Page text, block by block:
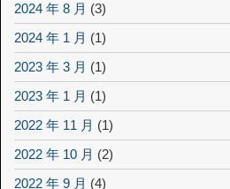
2024 年 8 月 (3)
2024 年 1 月 (1)
2023 年 3 月 (1)
2023 年 1 月 (1)
2022 年 11 月 (1)
2022 年 10 月 (2)
2022 年 9 月 (4)